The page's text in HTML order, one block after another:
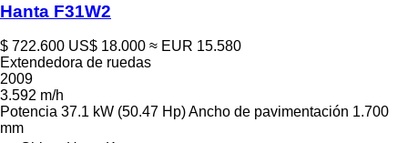
Hanta F31W2
$ 722.600 US$ 18.000 ≈ EUR 15.580
Extendedora de ruedas
2009
3.592 m/h
Potencia 37.1 kW (50.47 Hp)Ancho de pavimentación 1.700
mm